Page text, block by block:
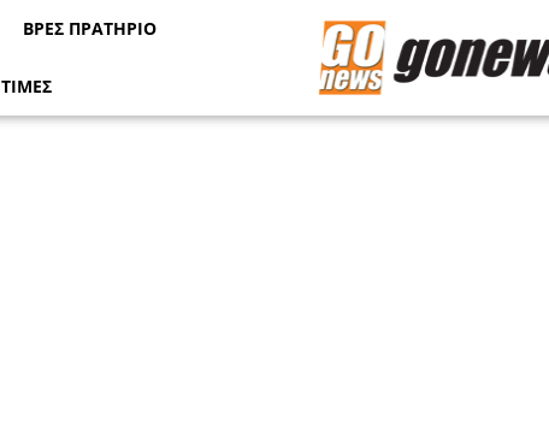
ΒΡΕΣ ΠΡΑΤΗΡΙΟ
ΤΙΜΕΣ